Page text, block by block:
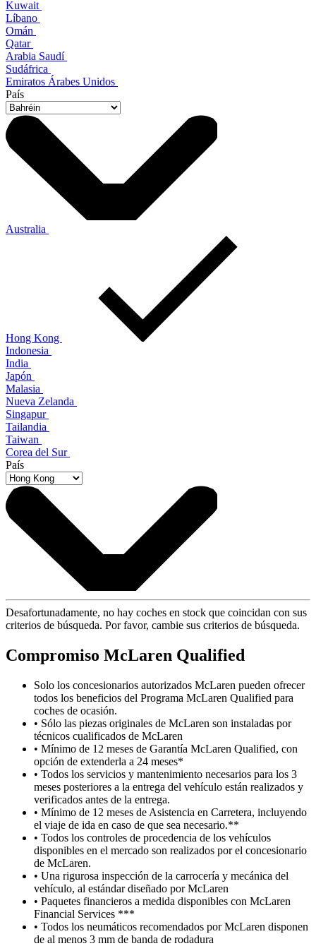
Kuwait
Líbano
Omán
Qatar
Arabia Saudí
Sudáfrica
Emiratos Árabes Unidos
País
Australia
Hong Kong
Indonesia
India
Japón
Malasia
Nueva Zelanda
Singapur
Tailandia
Taiwan
Corea del Sur
País
Desafortunadamente, no hay coches en stock que coincidan con sus
criterios de búsqueda. Por favor, cambie sus criterios de búsqueda.
Compromiso McLaren Qualified
Solo los concesionarios autorizados McLaren pueden ofrecer
todos los beneficios del Programa McLaren Qualified para
coches de ocasión.
• Sólo las piezas originales de McLaren son instaladas por
técnicos cualificados de McLaren
• Mínimo de 12 meses de Garantía McLaren Qualified, con
opción de extenderla a 24 meses*
• Todos los servicios y mantenimiento necesarios para los 3
meses posteriores a la entrega del vehículo están realizados y
verificados antes de la entrega.
• Mínimo de 12 meses de Asistencia en Carretera, incluyendo
el viaje de ida en caso de que sea necesario.**
• Todos los controles de procedencia de los vehículos
disponibles en el mercado son realizados por el concesionario
de McLaren.
• Una rigurosa inspección de la carrocería y mecánica del
vehículo, al estándar diseñado por McLaren
• Paquetes financieros a medida disponibles con McLaren
Financial Services ***
• Todos los neumáticos recomendados por McLaren disponen
de al menos 3 mm de banda de rodadura